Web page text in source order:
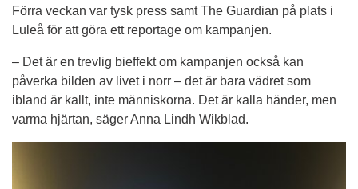
Förra veckan var tysk press samt The Guardian på plats i
Luleå för att göra ett reportage om kampanjen.
– Det är en trevlig bieffekt om kampanjen också kan
påverka bilden av livet i norr – det är bara vädret som
ibland är kallt, inte människorna. Det är kalla händer, men
varma hjärtan, säger Anna Lindh Wikblad.